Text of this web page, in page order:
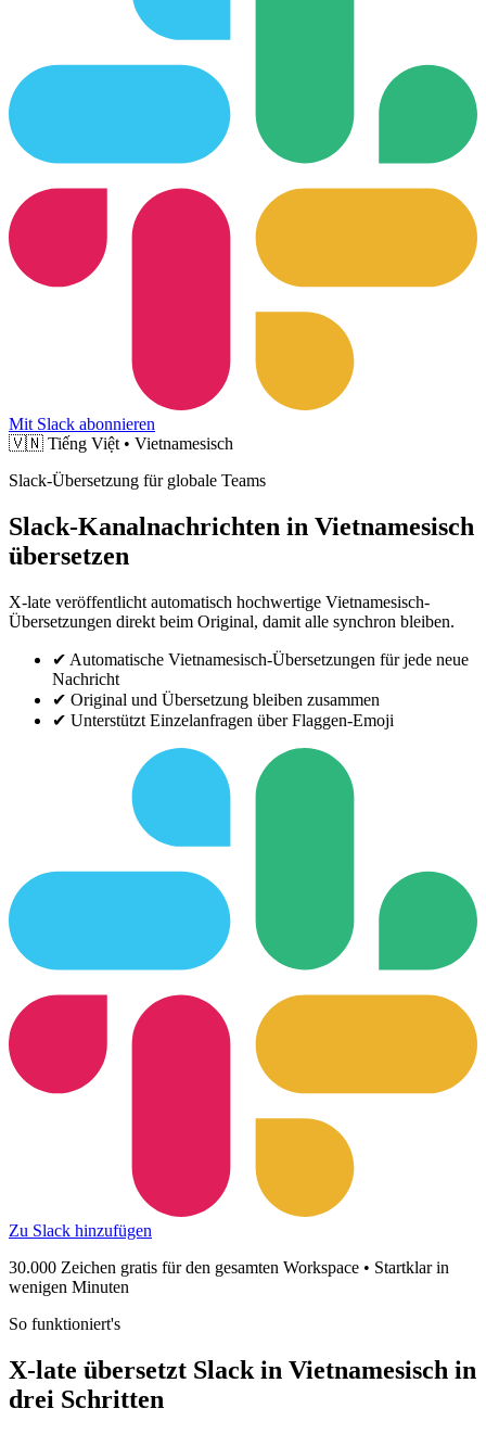
Mit Slack abonnieren
🇻🇳 Tiếng Việt • Vietnamesisch
Slack-Übersetzung für globale Teams
Slack-Kanalnachrichten in Vietnamesisch
übersetzen
X-late veröffentlicht automatisch hochwertige Vietnamesisch-
Übersetzungen direkt beim Original, damit alle synchron bleiben.
✔ Automatische Vietnamesisch-Übersetzungen für jede neue
Nachricht
✔ Original und Übersetzung bleiben zusammen
✔ Unterstützt Einzelanfragen über Flaggen-Emoji
Zu Slack hinzufügen
30.000 Zeichen gratis für den gesamten Workspace • Startklar in
wenigen Minuten
So funktioniert's
X-late übersetzt Slack in Vietnamesisch in
drei Schritten